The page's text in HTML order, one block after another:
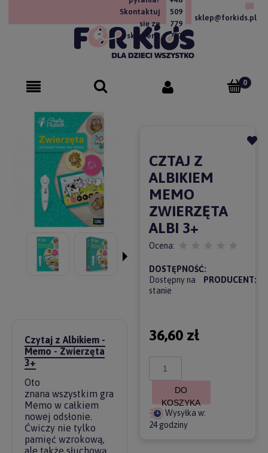
Skontaktuj
się ze
sklepem!
509
779
757
sklep@forkids.pl
Czytaj z Albikiem -
Memo - Zwierzęta
3+
Oto
znana wszystkim gra
Memo w całkiem
nowej odsłonie.
Ćwiczy nie tylko
pamięć wzrokową,
ale także słuchową.
CZTAJ Z
ALBIKIEM
MEMO
ZWIERZĘTA
ALBI 3+
Ocena:
DOSTĘPNOŚĆ:
Dostępny na
stanie
PRODUCENT:
36,60 zł
DO
KOSZYKA
Wysyłka w:
24 godziny